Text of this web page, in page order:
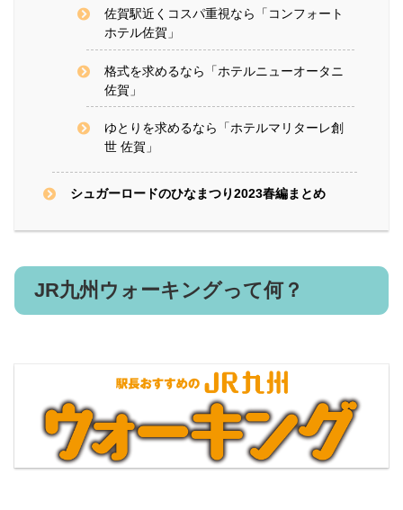
佐賀駅近くコスパ重視なら「コンフォート
ホテル佐賀」
格式を求めるなら「ホテルニューオータニ
佐賀」
ゆとりを求めるなら「ホテルマリターレ創
世 佐賀」
シュガーロードのひなまつり2023春編まとめ
JR九州ウォーキングって何？